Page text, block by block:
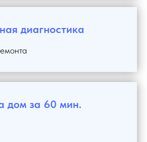
диагностика
дом за 60 мин.